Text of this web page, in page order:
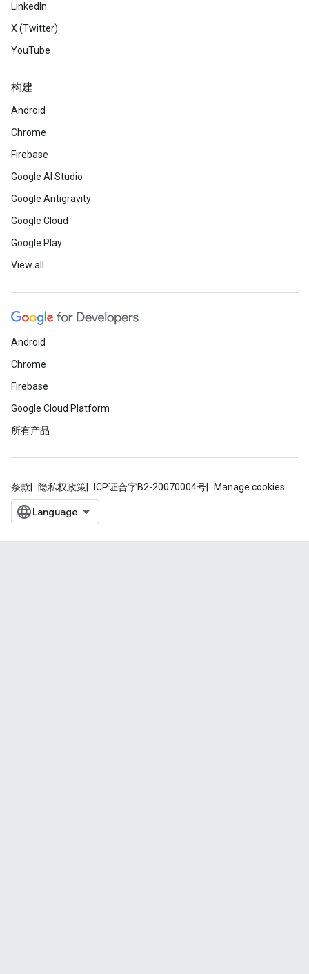
LinkedIn
X (Twitter)
YouTube
构建
Android
Chrome
Firebase
Google AI Studio
Google Antigravity
Google Cloud
Google Play
View all
Android
Chrome
Firebase
Google Cloud Platform
所有产品
条款 隐私权政策 ICP证合字B2-20070004号 Manage cookies